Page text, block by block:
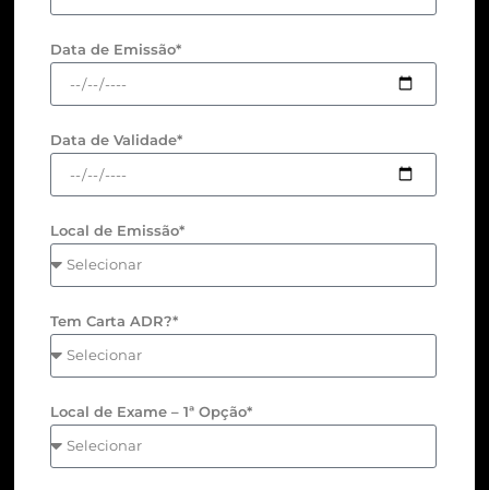
Data de Emissão*
Data de Validade*
Local de Emissão*
Tem Carta ADR?*
Local de Exame – 1ª Opção*